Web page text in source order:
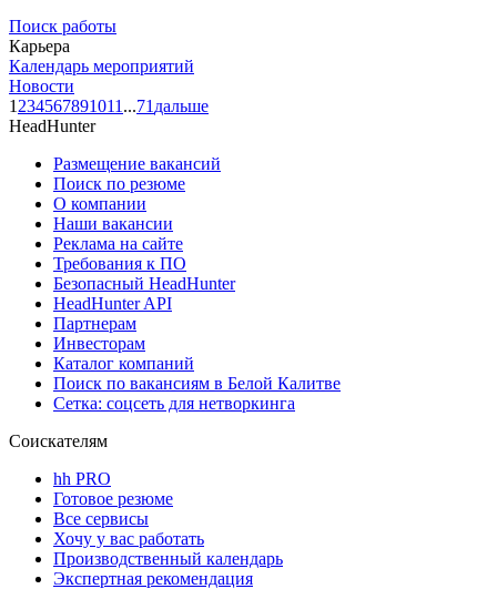
Поиск работы
Карьера
Календарь мероприятий
Новости
1 234567891011 ...71 дальше
HeadHunter
Размещение вакансий
Поиск по резюме
О компании
Наши вакансии
Реклама на сайте
Требования к ПО
Безопасный HeadHunter
HeadHunter API
Партнерам
Инвесторам
Каталог компаний
Поиск по вакансиям в Белой Калитве
Сетка: соцсеть для нетворкинга
Соискателям
hh PRO
Готовое резюме
Все сервисы
Хочу у вас работать
Производственный календарь
Экспертная рекомендация